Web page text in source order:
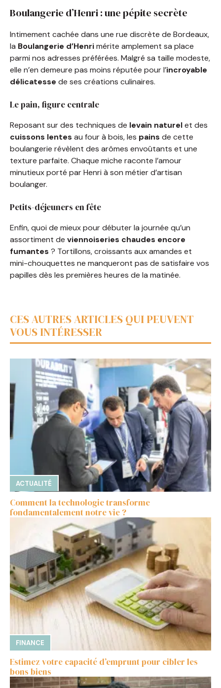
Boulangerie d’Henri : une pépite secrète
Intimement cachée dans une rue discrète de Bordeaux,
la Boulangerie d’Henrimérite amplement sa place
parmi nos adresses préférées. Malgré sa taille modeste,
elle n’en demeure pas moins réputée pour l’incroyable
délicatesse de ses créations culinaires.
Le pain, figure centrale
Reposant sur des techniques de levain naturelet des
cuissons lentes au four à bois, les pains de cette
boulangerie révèlent des arômes envoûtants et une
texture parfaite. Chaque miche raconte l’amour
minutieux porté par Henri à son métier d’artisan
boulanger.
Petits-déjeuners en fête
Enfin, quoi de mieux pour débuter la journée qu’un
assortiment de viennoiseries chaudes encore
fumantes ? Tortillons, croissants aux amandes et
mini-chouquettes ne manqueront pas de satisfaire vos
papilles dès les premières heures de la matinée.
CES AUTRES ARTICLES QUI PEUVENT
VOUS INTÉRESSER
ACTUALITÉ
Comment la technologie transforme
fondamentalement notre vie ?
FINANCE
Estimez votre capacité d’emprunt pour cibler les
bons biens